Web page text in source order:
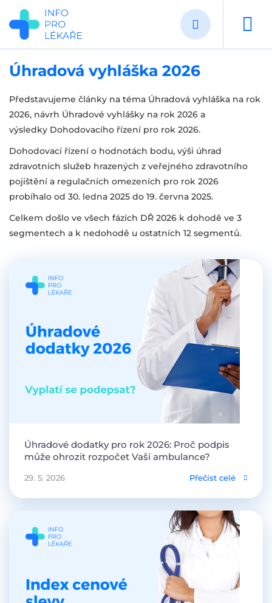
Přejít
hlavnímu
obsahu
Úhradová vyhláška 2026
Představujeme články na téma Úhradová vyhláška na rok
2026, návrh Úhradové vyhlášky na rok 2026 a
výsledky Dohodovacího řízení pro rok 2026.
Dohodovací řízení o hodnotách bodu, výši úhrad
zdravotních služeb hrazených z veřejného zdravotního
pojištění a regulačních omezeních pro rok 2026
probíhalo od 30. ledna 2025 do 19. června 2025.
Celkem došlo ve všech fázích DŘ 2026 k dohodě ve 3
segmentech a k nedohodě u ostatních 12 segmentů.
Úhradové dodatky pro rok 2026: Proč podpis
může ohrozit rozpočet Vaší ambulance?
29. 5. 2026 Přečíst celé